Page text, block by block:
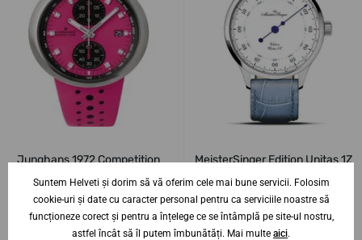
Junghans 1972 Competition
27/4406.00
În stoc vineri 14. 8. la tine acasă
14 286,64 lei
MeisterSinger Edition Unitas 1Z
În stoc vineri 14. 8. la tine acasă
36 631,31 lei
Suntem Helveti și dorim să vă oferim cele mai bune servicii. Folosim
cookie-uri și date cu caracter personal pentru ca serviciile noastre să
funcționeze corect și pentru a înțelege ce se întâmplă pe site-ul nostru,
astfel încât să îl putem îmbunătăți. Mai multe aici.